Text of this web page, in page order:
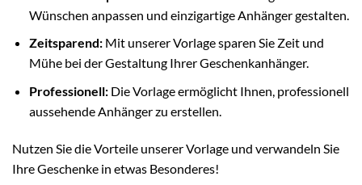
Wünschen anpassen und einzigartige Anhänger gestalten.
Zeitsparend:Mit unserer Vorlage sparen Sie Zeit und
Mühe bei der Gestaltung Ihrer Geschenkanhänger.
Professionell:Die Vorlage ermöglicht Ihnen, professionell
aussehende Anhänger zu erstellen.
Nutzen Sie die Vorteile unserer Vorlage und verwandeln Sie
Ihre Geschenke in etwas Besonderes!